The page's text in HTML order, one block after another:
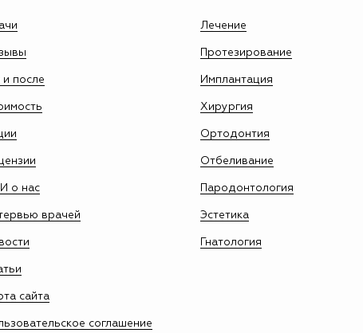
после
о нас
врачей
сайта
соглашение
Лечение
Протезирование
Имплантация
Хирургия
Ортодонтия
Отбеливание
Пародонтология
Эстетика
Гнатология